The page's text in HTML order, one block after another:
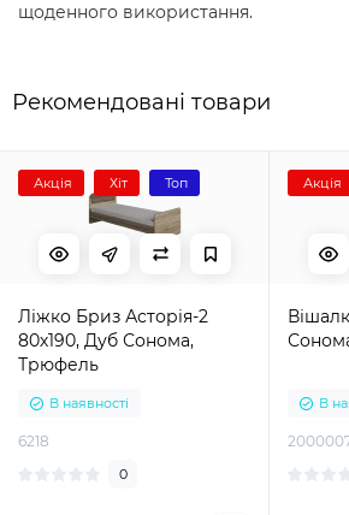
щоденного використання.
Рекомендовані товари
Акція Хіт Топ
Ліжко Бриз Асторія-2
80х190, Дуб Сонома,
Трюфель
В наявності
6218
0
Акція
В